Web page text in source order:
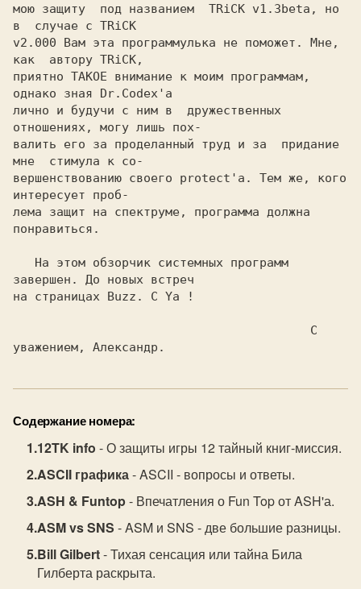
мою защиту  под названием  TRiCK v1.3beta, но
в  случае с TRiCK
v2.000 Вам эта программулька не поможет. Мне,
как  автору TRiCK,
приятно ТАКОЕ внимание к моим программам,
однако зная Dr.Codex'a
лично и будучи с ним в  дружественных
отношениях, могу лишь пох-
валить его за проделанный труд и за  придание
мне  стимула к со-
вершенствованию своего protect'a. Тем же, кого
интересует проб-
лема защит на спектруме, программа должна
понравиться.
завершен. До новых встреч
на страницах Buzz. C Ya !
Содержание номера:
12TK info - О защиты игры 12 тайный книг-миссия.
ASCII графика- ASCII - вопросы и ответы.
ASH & Funtop- Впечатления о Fun Top от ASH'а.
ASM vs SNS - ASM и SNS - две большие разницы.
Bill Gilbert- Тихая сенсация или тайна Била
Гилберта раскрыта.